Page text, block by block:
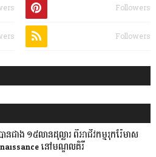
Followers
Followers
ជាង ១៥លានដុល្លារ ពីអាជីវកម្មរុករ៉ែមាស
នៅមណ្ឌលគិរី